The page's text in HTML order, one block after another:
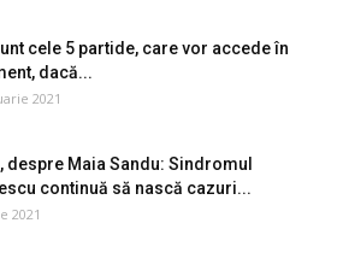
cele 5 partide, care vor accede în
dacă...
2021
despre Maia Sandu: Sindromul
continuă să nască cazuri...
2021